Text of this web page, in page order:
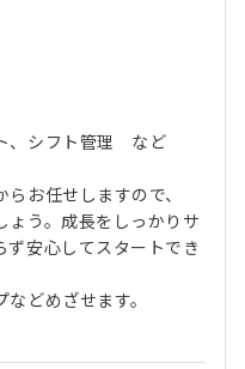
、シフト管理 など
お任せしますので、
ょう。成長をしっかりサ
ず安心してスタートでき
どめざせます。